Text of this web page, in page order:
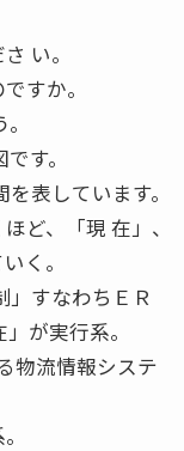
い。
すか。
す。
表しています。
ど、「現 在」、
く。
」すなわちＥＲ
が実行系。
物流情報システ